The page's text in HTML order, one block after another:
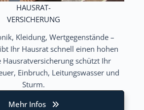
HAUSRAT-
VERSICHERUNG
Kleidung, Wertgegenstände –
Ihr Hausrat schnell einen hohen
Hausratversicherung schützt Ihr
Einbruch, Leitungswasser und
Sturm.
Mehr Infos